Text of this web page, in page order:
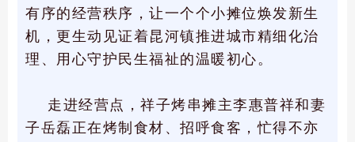
有序的经营秩序，让一个个小摊位焕发新生
机，更生动见证着昆河镇推进城市精细化治
理、用心守护民生福祉的温暖初心。
走进经营点，祥子烤串摊主李惠普祥和妻
子岳磊正在烤制食材、招呼食客，忙得不亦